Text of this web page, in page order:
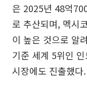
은 2025년 48억
로 추산되며, 멕시
이 높은 것으로 알
기준 세계 5위인
시장에도 진출했다.